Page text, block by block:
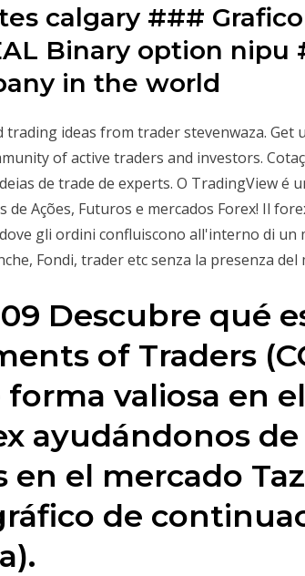
calgary ###
Binary option
in the world
trading ideas from trader stevenwaza. Get
of active traders and investors.
de trade de experts. O TradingView é
Ações, Futuros e mercados Forex! Il
gli ordini confluiscono all'interno di un
Fondi, trader etc senza la presenza
Descubre qué
of Traders
forma valiosa en
ayudándonos
en el mercado
de